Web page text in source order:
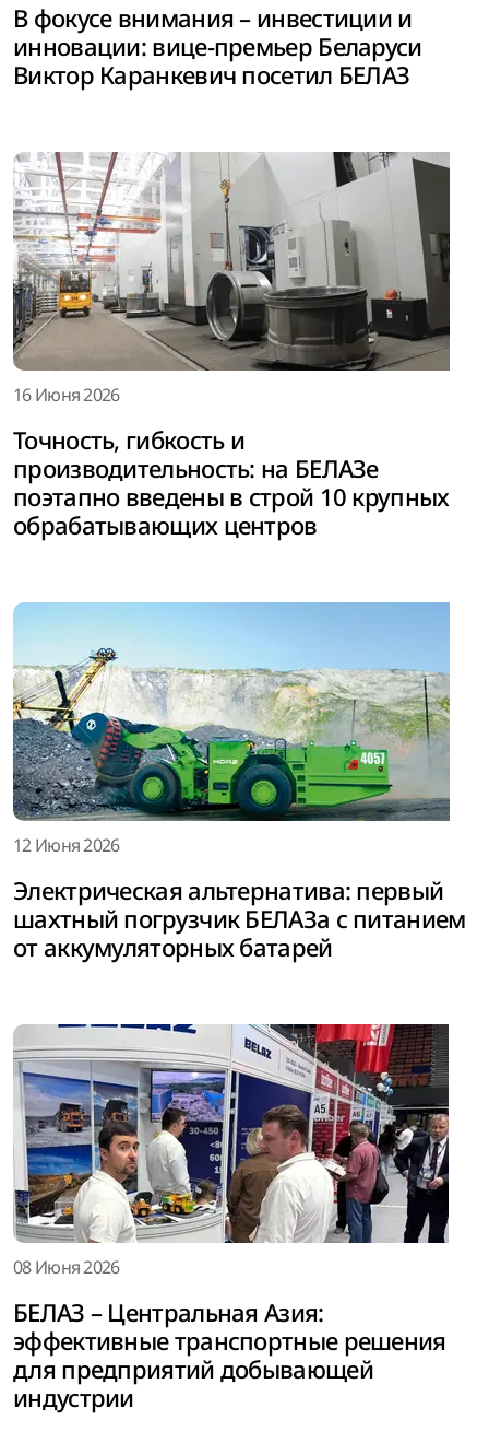
В фокусе внимания – инвестиции и
инновации: вице-премьер Беларуси
Виктор Каранкевич посетил БЕЛАЗ
16 Июня 2026
Точность, гибкость и
производительность: на БЕЛАЗе
поэтапно введены в строй 10 крупных
обрабатывающих центров
12 Июня 2026
Электрическая альтернатива: первый
шахтный погрузчик БЕЛАЗа с питанием
от аккумуляторных батарей
08 Июня 2026
БЕЛАЗ – Центральная Азия:
эффективные транспортные решения
для предприятий добывающей
индустрии